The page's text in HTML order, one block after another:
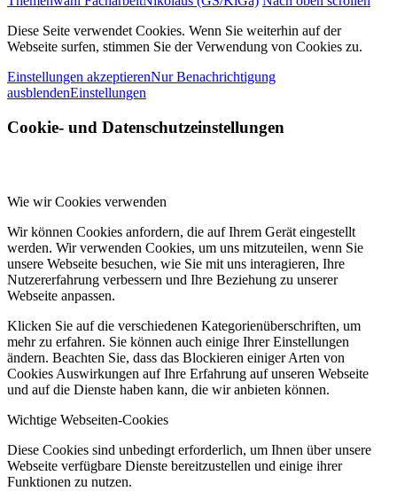
Diese Seite verwendet Cookies. Wenn Sie weiterhin auf der
Webseite surfen, stimmen Sie der Verwendung von Cookies zu.
Einstellungen akzeptierenNur Benachrichtigung
ausblendenEinstellungen
Cookie- und Datenschutzeinstellungen
Wie wir Cookies verwenden
Wir können Cookies anfordern, die auf Ihrem Gerät eingestellt
werden. Wir verwenden Cookies, um uns mitzuteilen, wenn Sie
unsere Webseite besuchen, wie Sie mit uns interagieren, Ihre
Nutzererfahrung verbessern und Ihre Beziehung zu unserer
Webseite anpassen.
Klicken Sie auf die verschiedenen Kategorienüberschriften, um
mehr zu erfahren. Sie können auch einige Ihrer Einstellungen
ändern. Beachten Sie, dass das Blockieren einiger Arten von
Cookies Auswirkungen auf Ihre Erfahrung auf unseren Webseite
und auf die Dienste haben kann, die wir anbieten können.
Wichtige Webseiten-Cookies
Diese Cookies sind unbedingt erforderlich, um Ihnen über unsere
Webseite verfügbare Dienste bereitzustellen und einige ihrer
Funktionen zu nutzen.